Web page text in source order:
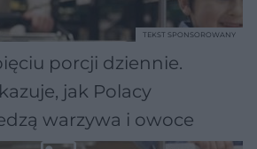
porcji dziennie.
jak Polacy
warzywa i owoce
TEKST SPONSOROWANY